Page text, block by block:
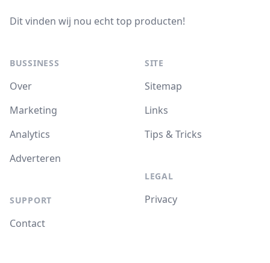
Dit vinden wij nou echt top producten!
BUSSINESS
Over
Marketing
Analytics
Adverteren
SUPPORT
Contact
SITE
Sitemap
Links
Tips & Tricks
LEGAL
Privacy